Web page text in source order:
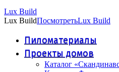
Lux Build
Lux BuildПосмотретьLux Build
Пиломатериалы
Проекты домов
Каталог